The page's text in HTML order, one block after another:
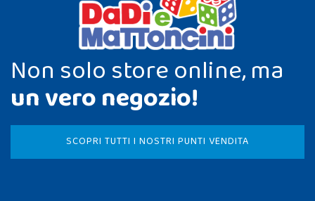
Non solo store online, ma
un vero negozio!
SCOPRI TUTTI I NOSTRI PUNTI VENDITA